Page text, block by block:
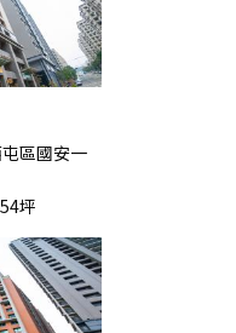
區國安一
坪